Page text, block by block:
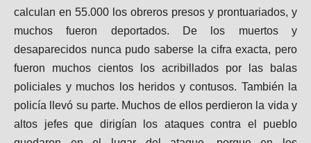
calculan en 55.000 los obreros presos y prontuariados, y
muchos fueron deportados. De los muertos y
desaparecidos nunca pudo saberse la cifra exacta, pero
fueron muchos cientos los acribillados por las balas
policiales y muchos los heridos y contusos. También la
policía llevó su parte. Muchos de ellos perdieron la vida y
altos jefes que dirigían los ataques contra el pueblo